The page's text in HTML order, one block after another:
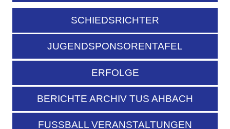
SCHIEDSRICHTER
JUGENDSPONSORENTAFEL
ERFOLGE
BERICHTE ARCHIV TUS AHBACH
FUSSBALL VERANSTALTUNGEN